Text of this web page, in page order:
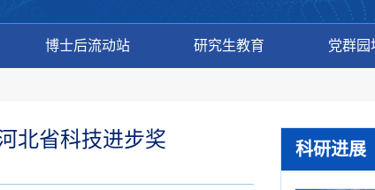
博士后流动站 研究生教育 党群园
北省科技进步奖 科研进展